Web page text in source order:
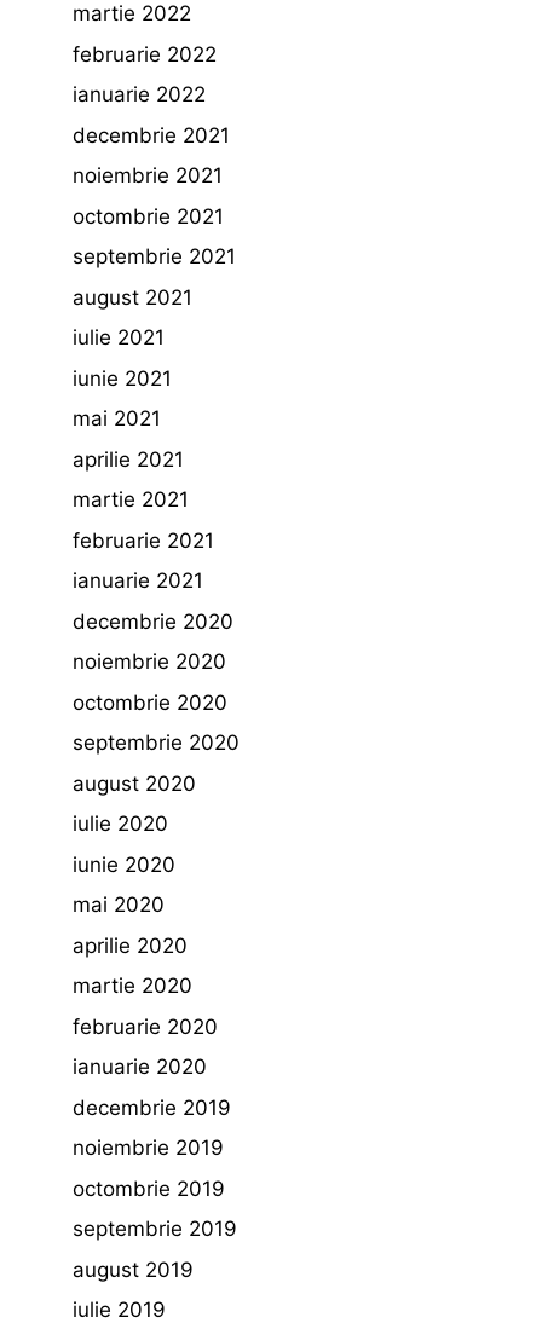
martie 2022
februarie 2022
ianuarie 2022
decembrie 2021
noiembrie 2021
octombrie 2021
septembrie 2021
august 2021
iulie 2021
iunie 2021
mai 2021
aprilie 2021
martie 2021
februarie 2021
ianuarie 2021
decembrie 2020
noiembrie 2020
octombrie 2020
septembrie 2020
august 2020
iulie 2020
iunie 2020
mai 2020
aprilie 2020
martie 2020
februarie 2020
ianuarie 2020
decembrie 2019
noiembrie 2019
octombrie 2019
septembrie 2019
august 2019
iulie 2019